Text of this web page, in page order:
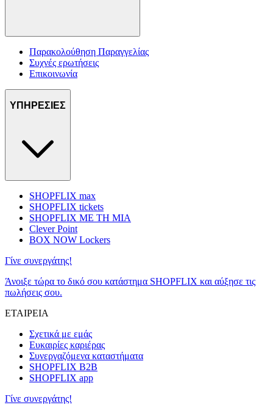
Παρακολούθηση Παραγγελίας
Συχνές ερωτήσεις
Επικοινωνία
ΥΠΗΡΕΣΙΕΣ
SHOPFLIX max
SHOPFLIX tickets
SHOPFLIX ΜΕ ΤΗ ΜΙΑ
Clever Point
BOX NOW Lockers
Γίνε συνεργάτης!
Άνοιξε τώρα το δικό σου κατάστημα SHOPFLIX και αύξησε τις
πωλήσεις σου.
ΕΤΑΙΡΕΙΑ
Σχετικά με εμάς
Ευκαιρίες καριέρας
Συνεργαζόμενα καταστήματα
SHOPFLIX B2B
SHOPFLIX app
Γίνε συνεργάτης!